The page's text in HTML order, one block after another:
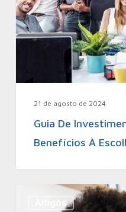
21 de agosto de 2024
Guia De
Benefícios À
Artigos